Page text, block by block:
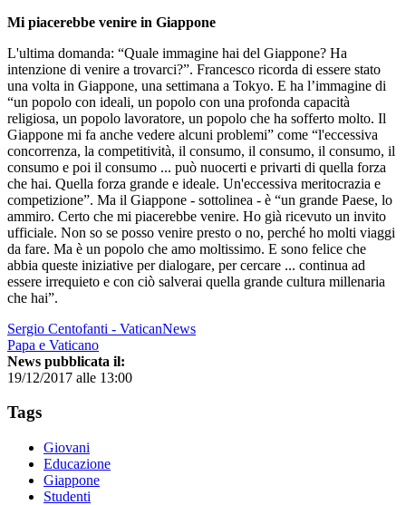
Mi piacerebbe venire in Giappone
L'ultima domanda: “Quale immagine hai del Giappone? Ha
intenzione di venire a trovarci?”. Francesco ricorda di essere stato
una volta in Giappone, una settimana a Tokyo. E ha l’immagine di
“un popolo con ideali, un popolo con una profonda capacità
religiosa, un popolo lavoratore, un popolo che ha sofferto molto. Il
Giappone mi fa anche vedere alcuni problemi” come “l'eccessiva
concorrenza, la competitività, il consumo, il consumo, il consumo, il
consumo e poi il consumo ... può nuocerti e privarti di quella forza
che hai. Quella forza grande e ideale. Un'eccessiva meritocrazia e
competizione”. Ma il Giappone - sottolinea - è “un grande Paese, lo
ammiro. Certo che mi piacerebbe venire. Ho già ricevuto un invito
ufficiale. Non so se posso venire presto o no, perché ho molti viaggi
da fare. Ma è un popolo che amo moltissimo. E sono felice che
abbia queste iniziative per dialogare, per cercare ... continua ad
essere irrequieto e con ciò salverai quella grande cultura millenaria
che hai”.
Sergio Centofanti - VaticanNews
Papa e Vaticano
News pubblicata il:
19/12/2017 alle 13:00
Tags
Giovani
Educazione
Giappone
Studenti